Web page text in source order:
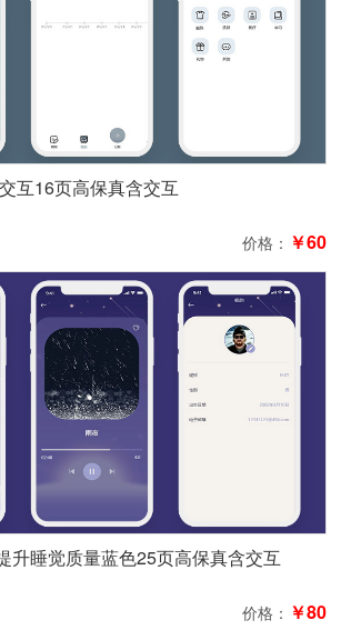
互16页高保真含交互
价格： ￥60
升睡觉质量蓝色25页高保真含交互
价格： ￥80